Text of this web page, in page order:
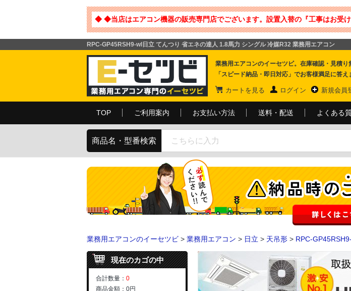
◆ ◆当店はエアコン機器の販売専門店でございます。設置入替の『工事はお
RPC-GP45RSH9-wl日立 てんつり 省エネの達人 1.8馬力 シングル 冷媒R32 業務用エアコン
業務用エアコンのイーセツビ。在庫確認・見積り
「スピード納品・即日対応」でお客様満足に答え
カートを見る ログイン 新規会員
TOP ご利用案内 お支払い方法 送料・配送 よくある
商品名・型番検索
業務用エアコンのイーセツビ > 業務用エアコン > 日立 > 天吊形 > RPC-
現在のカゴの中
合計数量： 0
商品金額： 0円